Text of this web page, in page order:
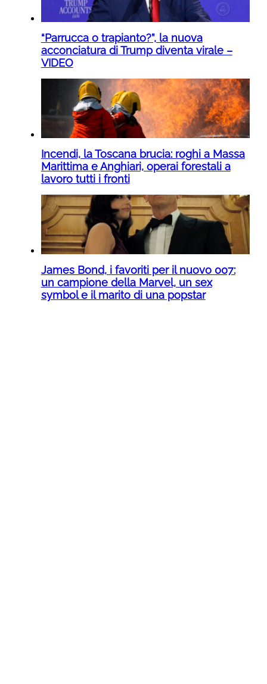
“Parrucca o trapianto?”, la nuova
acconciatura di Trump diventa virale –
VIDEO
Incendi, la Toscana brucia: roghi a Massa
Marittima e Anghiari, operai forestali a
lavoro tutti i fronti
James Bond, i favoriti per il nuovo 007:
un campione della Marvel, un sex
symbol e il marito di una popstar